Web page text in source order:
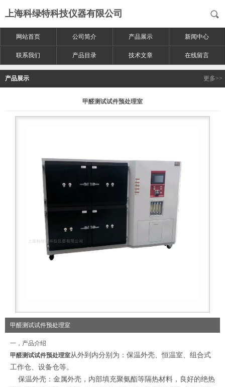
上海科绿特科技仪器有限公司
网站首页 公司简介 产品展示 新闻中心
联系我们 产品目录 技术文章 在线留言
产品展示 更多>>
甲醛测试试件预处理室
甲醛测试试件预处理室
一，产品介绍
甲醛测试试件预处理室从外到内分别为：保温外壳、恒温室、组合式
工作仓、设备仓等。
保温外壳：金属外壳，内部填充聚氨酯等隔热材料，良好的绝热